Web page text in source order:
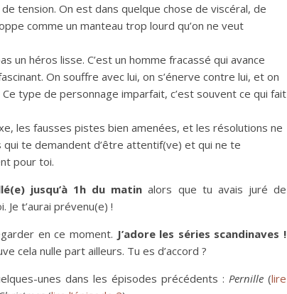
tension. On est dans quelque chose de viscéral, de
comme un manteau trop lourd qu’on ne veut
un héros lisse. C’est un homme fracassé qui avance
On souffre avec lui, on s’énerve contre lui, et on
type de personnage imparfait, c’est souvent ce qui fait
les fausses pistes bien amenées, et les résolutions ne
te demandent d’être attentif(ve) et qui ne te
pour toi.
jusqu’à 1h du matin alors que tu avais juré de
t’aurai prévenu(e) !
en ce moment. J’adore les séries scandinaves !
cela nulle part ailleurs. Tu es d’accord ?
unes dans les épisodes précédents :Pernille (lire